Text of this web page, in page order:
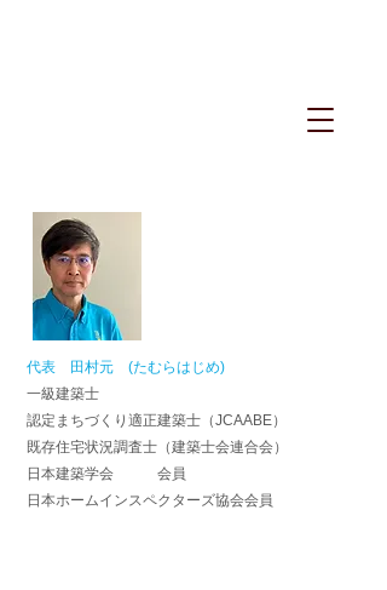
代表 田村元 (たむらはじめ)
一級建築士
認定まちづくり適正建築士（JCAABE）
既存住宅状況調査士（建築士会連合会）
日本建築学会 会員
日本ホームインスペクターズ協会会員